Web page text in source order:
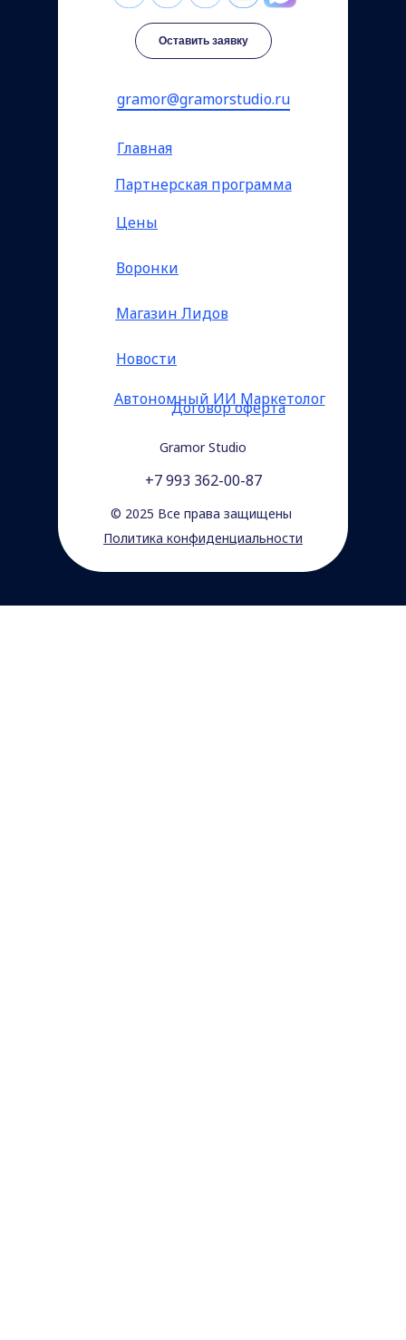
gramor@gramorstudio.ru
© 2025 Все права защищены
Политика конфиденциальности
Gramor Studio
Партнерская программа
Цены
Оставить заявку
Воронки
Магазин Лидов
Новости
Главная
Автономный ИИ Маркетолог
Договор оферта
+7 993 362-00-87